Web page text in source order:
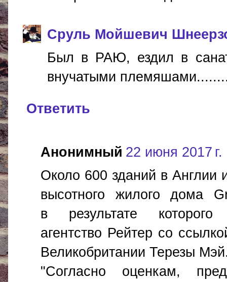
Сруль Мойшевич
Был в РАЮ, ездил в
внучатыми
Ответить
Анонимный 22 июня 2017
Около 600 зданий в Англии
высотного жилого дома
в результате
агентство Рейтер со
Великобритании Терезы
"Согласно оценкам,